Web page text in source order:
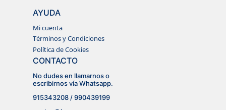
AYUDA
Mi cuenta
Términos y Condiciones
Política de Cookies
CONTACTO
No dudes en llamarnos o
escribirnos vía Whatsapp.
915343208 / 990439199